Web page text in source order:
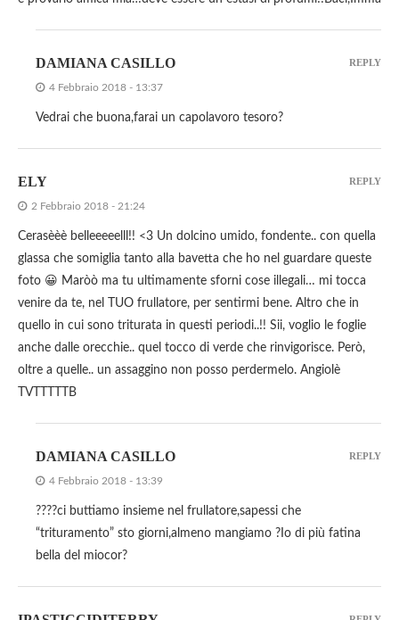
DAMIANA CASILLO
4 Febbraio 2018 - 13:37
Vedrai che buona,farai un capolavoro tesoro?
REPLY
ELY
2 Febbraio 2018 - 21:24
Cerasèèè belleeeeelll!! <3 Un dolcino umido, fondente.. con quella
glassa che somiglia tanto alla bavetta che ho nel guardare queste
foto 😀 Maròò ma tu ultimamente sforni cose illegali… mi tocca
venire da te, nel TUO frullatore, per sentirmi bene. Altro che in
quello in cui sono triturata in questi periodi..!! Sii, voglio le foglie
anche dalle orecchie.. quel tocco di verde che rinvigorisce. Però,
oltre a quelle.. un assaggino non posso perdermelo. Angiolè
TVTTTTTB
REPLY
DAMIANA CASILLO
4 Febbraio 2018 - 13:39
????ci buttiamo insieme nel frullatore,sapessi che
“trituramento” sto giorni,almeno mangiamo ?Io di più fatina
bella del miocor?
REPLY